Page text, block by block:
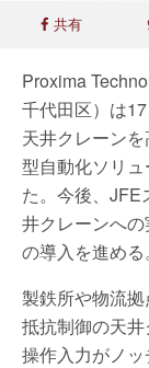
共有
Proxima
千代田区）は
天井クレーン
型自動化ソリ
た。今後、JFE
井クレーンへ
の導入を進める。
製鉄所や物流
抵抗制御の天井
操作入力がノ